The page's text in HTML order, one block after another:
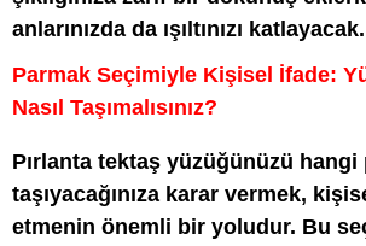
anlarınızda da ışıltınızı katlayacak.
Parmak Seçimiyle Kişisel İfade:
Nasıl Taşımalısınız?
Pırlanta tektaş yüzüğünüzü hangi
taşıyacağınıza karar vermek,
etmenin önemli bir yoludur. Bu